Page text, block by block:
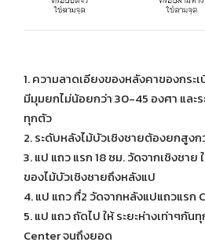
1. ความลาดเอียงของหลังคาของกระ
มีมุมยกไม่น้อยกว่า 30-45 องศา และ
ทุกตัว
2. ระดับหลังไม้บัวเชิงชายต้องยกสูง
3. แป แถว แรก 18 ซม. วัดจากเชิงชาย
ของไม้บัวเชิงชายถึงหลังแป
4. แป แถว ทื่2 วัดจากหลังแปแถวแรก
5. แป แถว ถัดไป ให้ ระยะห่างเท่าๆกั
Center จนถึงยอด